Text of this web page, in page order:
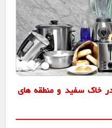
در خاک سفید و منطقه های